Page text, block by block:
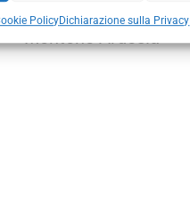
PolicyDichiarazione sulla Privacy
Montone Ardesia